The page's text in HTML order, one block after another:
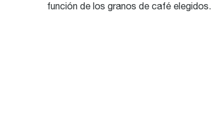
función de los granos de café elegidos.